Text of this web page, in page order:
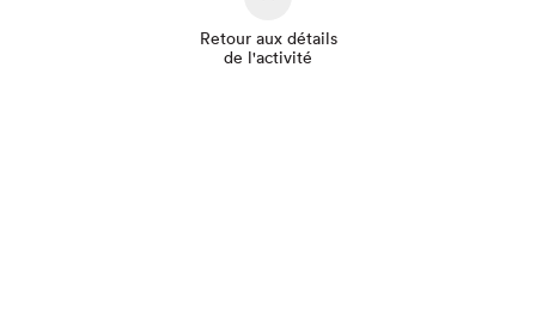
Retour aux détails
de l'activité